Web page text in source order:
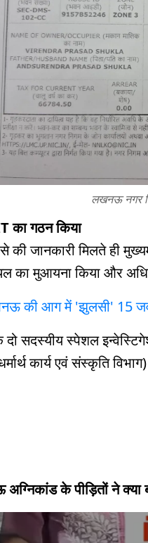
लखनऊ नगर
का गठन किया
की जानकारी मिलते ही
का मुआयना किया और
की आग में 'झुलसी' 15
दो सदस्यीय स्पेशल
कार्य एवं संस्कृति
के पीड़ितों ने क्या